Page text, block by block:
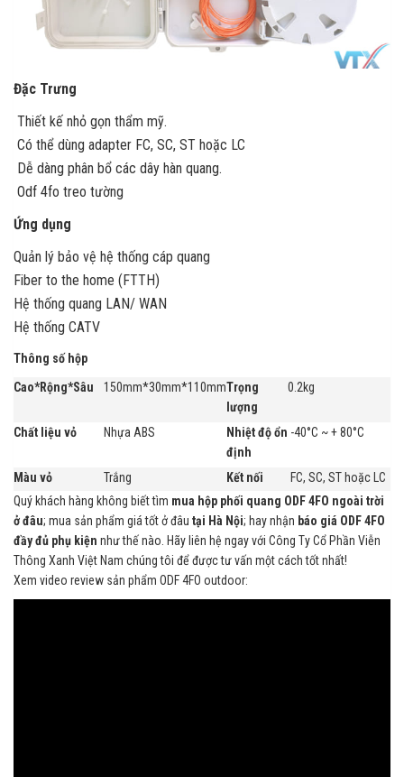
Đặc Trưng
Thiết kế nhỏ gọn thẩm mỹ.
Có thể dùng adapter FC, SC, ST hoặc LC
Dễ dàng phân bổ các dây hàn quang.
Odf 4fo treo tường
Ứng dụng
Quản lý bảo vệ hệ thống cáp quang
Fiber to the home (FTTH)
Hệ thống quang LAN/ WAN
Hệ thống CATV
Thông số hộp
Cao*Rộng*Sâu
150mm*30mm*110mmTrọng
lượng
0.2kg
Chất liệu vỏ Nhựa ABS
Nhiệt độ ổn
định
-40°C ~ + 80°C
Màu vỏ Trắng Kết nối
FC, SC, ST hoặc LC
Quý khách hàng không biết tìm mua hộp phối quang ODF 4FO ngoài trời
ở đâu; mua sản phẩm giá tốt ở đâu tại Hà Nội; hay nhận báo giá ODF 4FO
đầy đủ phụ kiện như thế nào. Hãy liên hệ ngay với Công Ty Cổ Phần Viễn
Thông Xanh Việt Nam chúng tôi để được tư vấn một cách tốt nhất!
Xem video review sản phẩm ODF 4FO outdoor: